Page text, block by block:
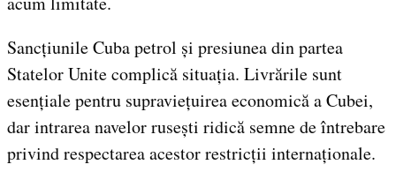
Sancțiunile Cuba petrol și presiunea din partea
Statelor Unite complică situația. Livrările sunt
esențiale pentru supraviețuirea economică a Cubei,
dar intrarea navelor rusești ridică semne de întrebare
privind respectarea acestor restricții internaționale.